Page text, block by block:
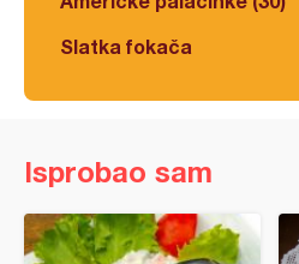
Slatka fokača
Isprobao sam